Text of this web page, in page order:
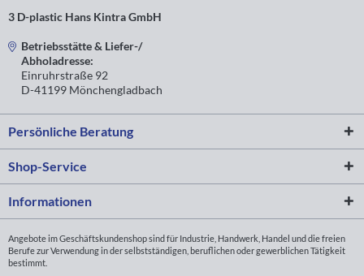
3 D-plastic Hans Kintra GmbH
Betriebsstätte & Liefer-/
Abholadresse:
Einruhrstraße 92
D-41199 Mönchengladbach
Persönliche Beratung
Shop-Service
Informationen
Angebote im Geschäftskundenshop sind für Industrie, Handwerk, Handel und die freien
Berufe zur Verwendung in der selbstständigen, beruflichen oder gewerblichen Tätigkeit
bestimmt.